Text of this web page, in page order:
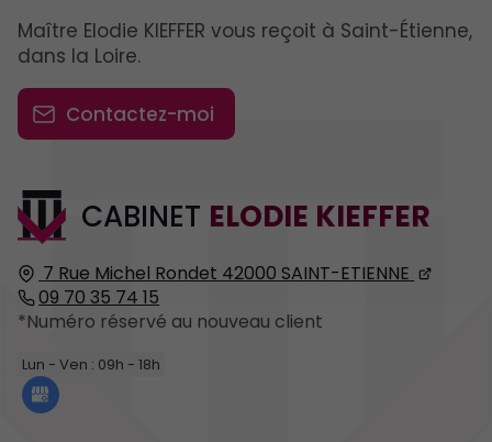
CABINET ELODIE KIEFFER
7 Rue Michel Rondet 42000 SAINT-ETIENNE
09 70 35 74 15
*Numéro réservé au nouveau client
Lun - Ven : 09h - 18h
Maître Elodie KIEFFER vous reçoit à Saint-Étienne,
dans la Loire.
Contactez-moi